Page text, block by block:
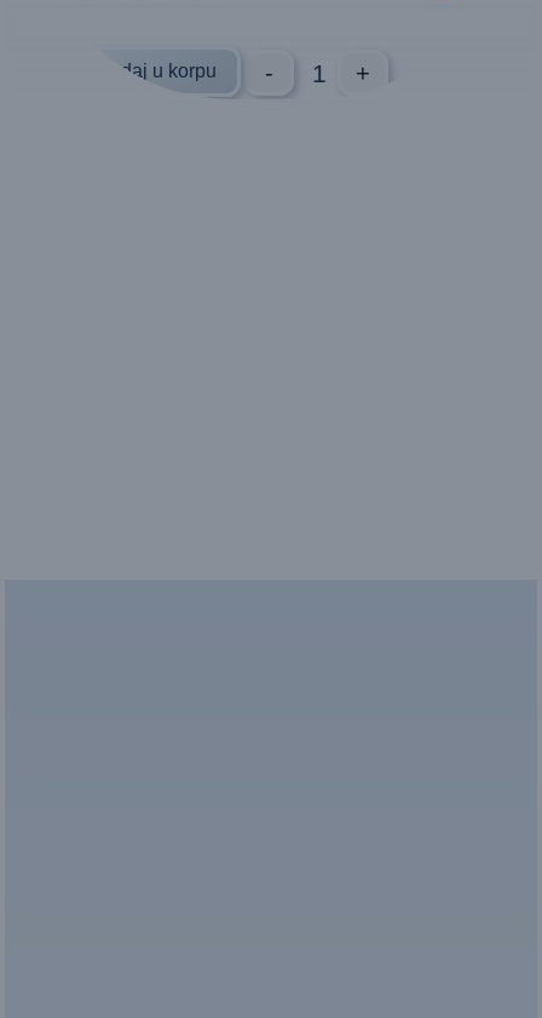
Meguiar's So10 All IN ONE
- +
Dodaj u korpu